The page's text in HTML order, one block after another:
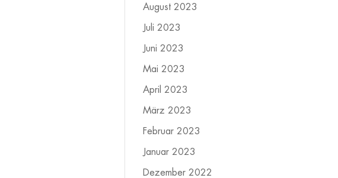
August 2023
Juli 2023
Juni 2023
Mai 2023
April 2023
März 2023
Februar 2023
Januar 2023
Dezember 2022